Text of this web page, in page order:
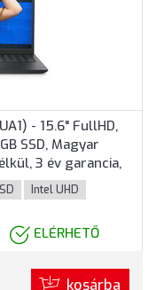
- 15.6" FullHD,
SSD, Magyar
3 év garancia,
Intel UHD
ELÉRHETŐ
kosárba